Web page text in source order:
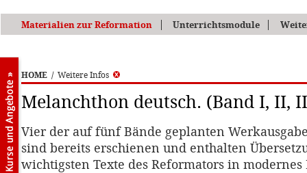
Materialien zur Reformation Unterrichtsmodule
HOME / Weitere Infos
Melanchthon deutsch. (Band I, II,
Vier der auf fünf Bände geplanten
sind bereits erschienen und enthalten
wichtigsten Texte des Reformators in modernes